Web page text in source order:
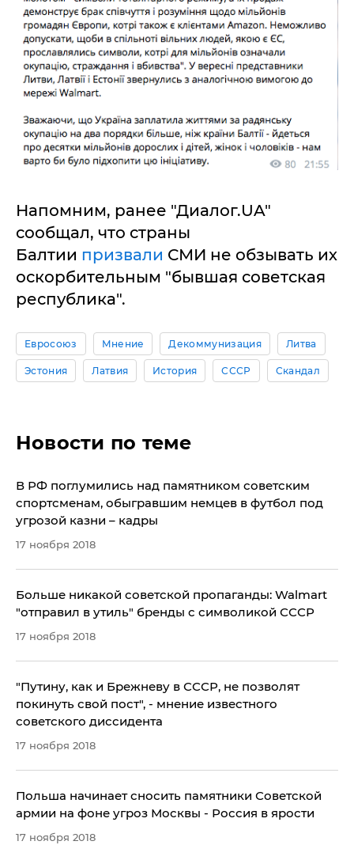
Напомним, ранее "Диалог.UA"
сообщал, что страны
Балтии призвали СМИ не обзывать их
оскорбительным "бывшая советская
республика".
Евросоюз Мнение Декоммунизация Литва
Эстония Латвия История СССР Скандал
Новости по теме
В РФ поглумились над памятником советским
спортсменам, обыгравшим немцев в футбол под
угрозой казни – кадры
17 ноября 2018
Больше никакой советской пропаганды: Walmart
"отправил в утиль" бренды с символикой СССР
17 ноября 2018
"Путину, как и Брежневу в СССР, не позволят
покинуть свой пост", - мнение известного
советского диссидента
17 ноября 2018
Польша начинает сносить памятники Советской
армии на фоне угроз Москвы - Россия в ярости
17 ноября 2018